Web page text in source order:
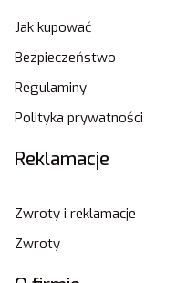
Jak kupować
Bezpieczeństwo
Regulaminy
Polityka prywatności
Reklamacje
Zwroty i reklamacje
Zwroty